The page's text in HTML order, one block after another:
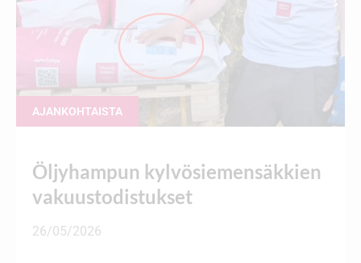
AJANKOHTAISTA
Öljyhampun kylvösiemensäkkien
vakuustodistukset
26/05/2026